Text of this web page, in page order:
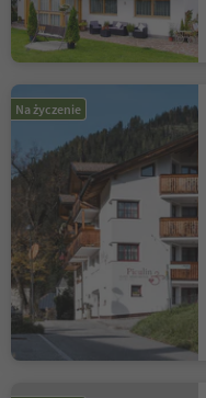
Na życzenie